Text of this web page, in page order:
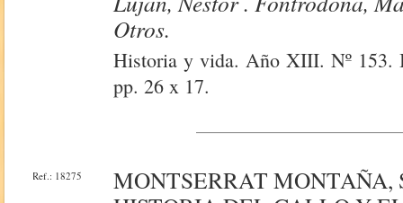
Otros.
Historia y vida. Año XIII. Nº 153.
pp. 26 x 17.
Ref.: 18275
MONTSERRAT MONTAÑA,